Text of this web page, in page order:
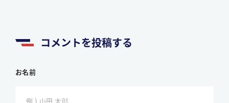
コメントを投稿する
お名前